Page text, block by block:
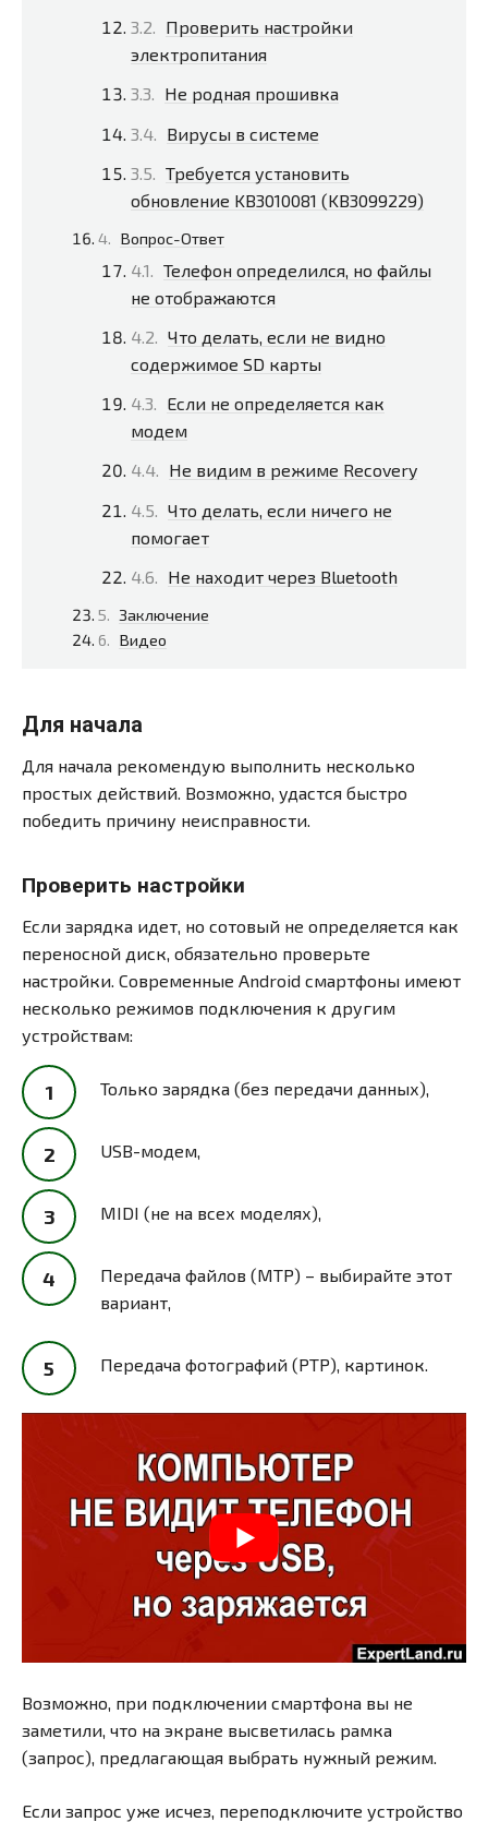
Проверить настройки
электропитания
Не родная прошивка
Вирусы в системе
Требуется установить
обновление KB3010081 (KB3099229)
Вопрос-Ответ
Телефон определился, но файлы
не отображаются
Что делать, если не видно
содержимое SD карты
Если не определяется как
модем
Не видим в режиме Recovery
Что делать, если ничего не
помогает
Не находит через Bluetooth
Заключение
Видео
Для начала
Для начала рекомендую выполнить несколько
простых действий. Возможно, удастся быстро
победить причину неисправности.
Проверить настройки
Если зарядка идет, но сотовый не определяется как
переносной диск, обязательно проверьте
настройки. Современные Android смартфоны имеют
несколько режимов подключения к другим
устройствам:
Только зарядка (без передачи данных),
USB-модем,
MIDI (не на всех моделях),
Передача файлов (MTP) – выбирайте этот
вариант,
Передача фотографий (PTP), картинок.
Возможно, при подключении смартфона вы не
заметили, что на экране высветилась рамка
(запрос), предлагающая выбрать нужный режим.
Если запрос уже исчез, переподключите устройство